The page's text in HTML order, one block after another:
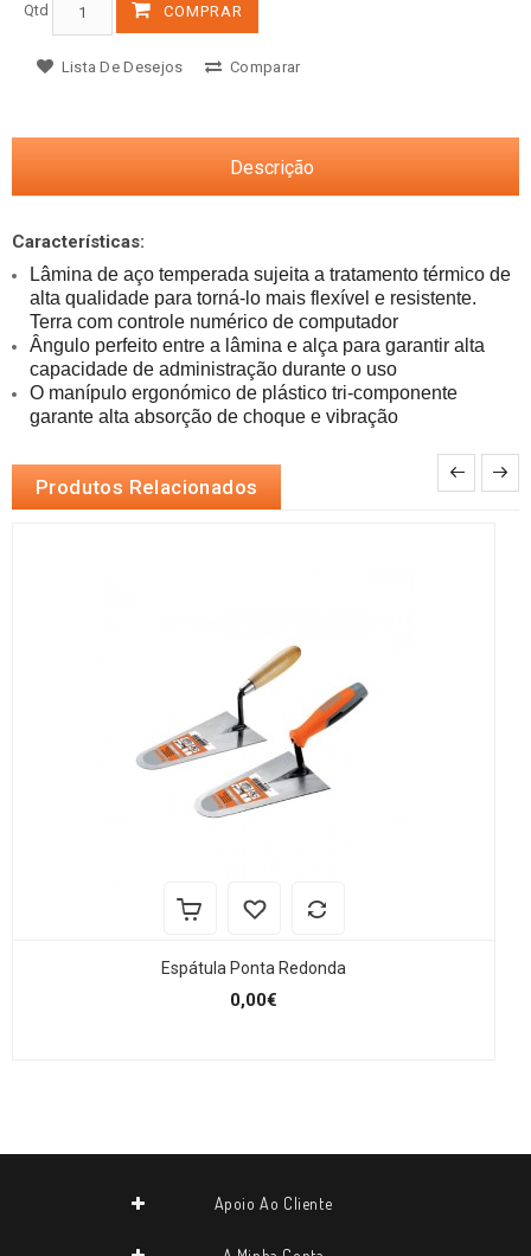
Qtd COMPRAR
Lista De Desejos Comparar
Descrição
Características:
Lâmina de aço temperada sujeita a tratamento térmico de
alta qualidade para torná-lo mais flexível e resistente.
Ângulo perfeito entre a lâmina e alça para garantir alta
O manípulo ergonómico de plástico tri-componente
garante alta absorção de choque e vibração
Produtos Relacionados
Espátula Ponta Redonda
0,00€
Apoio Ao Cliente